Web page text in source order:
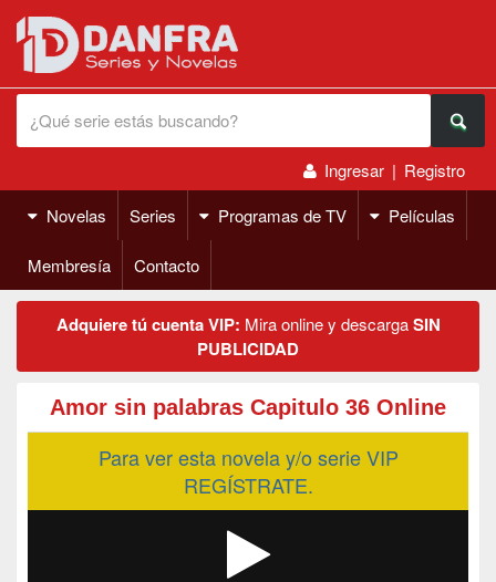
Ingresar | Registro
Novelas
Series Programas de TV Películas
Membresía Contacto
Adquiere tú cuenta VIP: Mira online y descargaSIN
PUBLICIDAD
Amor sin palabras Capitulo 36 Online
Para ver esta novela y/o serie VIP
REGÍSTRATE.